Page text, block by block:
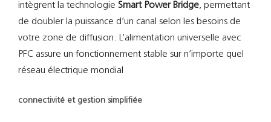
intègrent la technologie Smart Power Bridge, permettant
de doubler la puissance d’un canal selon les besoins de
votre zone de diffusion. L’alimentation universelle avec
PFC assure un fonctionnement stable sur n’importe quel
réseau électrique mondial
connectivité et gestion simplifiée